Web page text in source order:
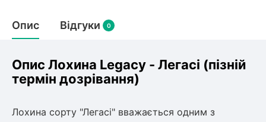
Опис Відгуки 0
Опис Лохина Legacy - Легасі (пізній
термін дозрівання)
Лохина сорту "Легасі" вважається одним з